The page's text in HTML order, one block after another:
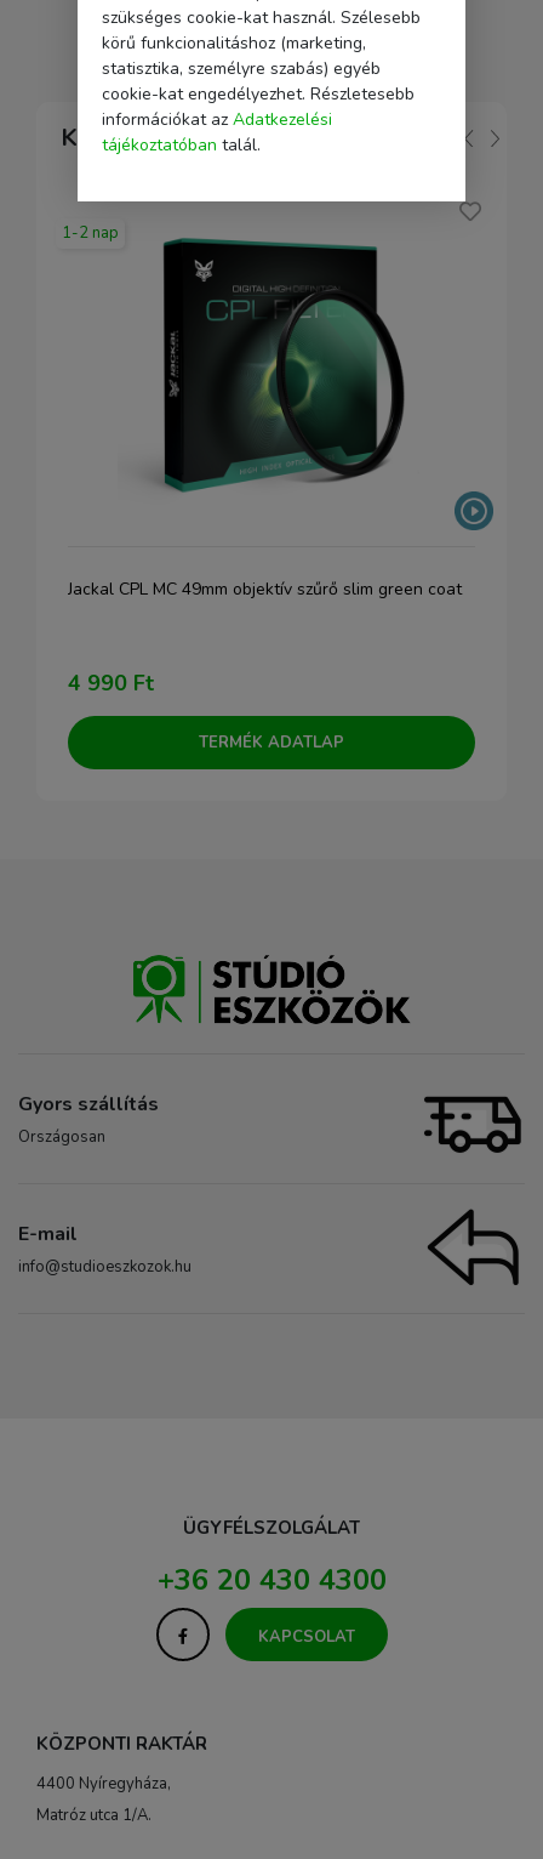
Kapcsolódó
1-2 nap
Jackal CPL MC 49mm objektív szűrő slim green coat
4 990 Ft
TERMÉK ADATLAP
Gyors szállítás
Országosan
E-mail
info@studioeszkozok.hu
ÜGYFÉLSZOLGÁLAT
+36 20 430 4300
KAPCSOLAT
KÖZPONTI RAKTÁR
4400 Nyíregyháza,
Matróz utca 1/A.
szükséges cookie-kat használ. Szélesebb
körű funkcionalitáshoz (marketing,
statisztika, személyre szabás) egyéb
cookie-kat engedélyezhet. Részletesebb
információkat az Adatkezelési
tájékoztatóban talál.